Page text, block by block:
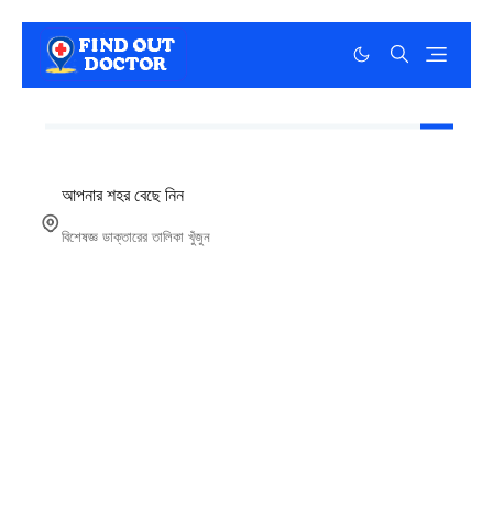
আপনার শহর বেছে নিন
বিশেষজ্ঞ ডাক্তারের তালিকা খুঁজুন